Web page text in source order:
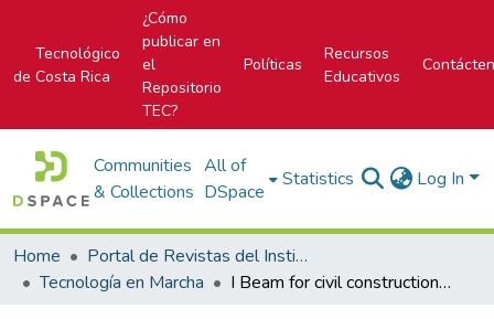
Tecnológico
de Costa Rica
¿Cómo
publicar en
el
Repositorio
TEC?
Políticas
Recursos
Educativos
Communities
& Collections
All of
DSpace
Statistics Log In
Home
Portal de Revistas del Instituto Tecnológico de Costa Rica
Tecnología en Marcha
I Beam for civil construction fabricated with fast growing plantation wood in Costa Rica